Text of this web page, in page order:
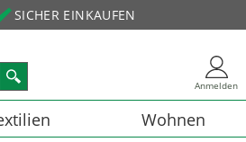
SICHER EINKAUFEN
Anmelden
Wohnen